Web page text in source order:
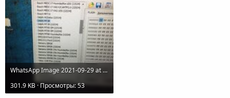
WhatsApp Image 2021-09-29 at 18.53.58 (1).jpeg
301.9 KB · Просмотры: 53